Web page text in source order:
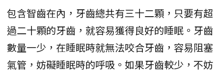
包含智齒在內，牙齒總共有三十二顆，只要有超
過二十顆的牙齒，就容易獲得良好的睡眠。牙齒
數量一少，在睡眠時就無法咬合牙齒，容易阻塞
氣管，妨礙睡眠時的呼吸。如果牙齒較少，不妨